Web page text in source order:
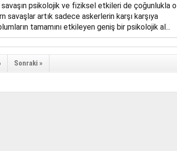
savaşın psikolojik ve fiziksel etkileri de çoğunlukla o
savaşlar artık sadece askerlerin karşı karşıya
tamamını etkileyen geniş bir psikolojik al...
Sonraki »